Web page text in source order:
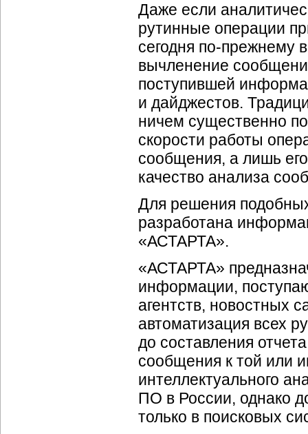
Даже если
рутинные операции
сегодня по-прежнему
вычленение
поступившей
и дайджестов.
ничем существенно
скорости работы
сообщения, а лишь
качество анализа
Для решения
разработана
«АСТАРТА».
«АСТАРТА»
информации,
агентств, новостных
автоматизация всех
до составления
сообщения к той или
интеллектуального
ПО в России, однако
только в поисковых